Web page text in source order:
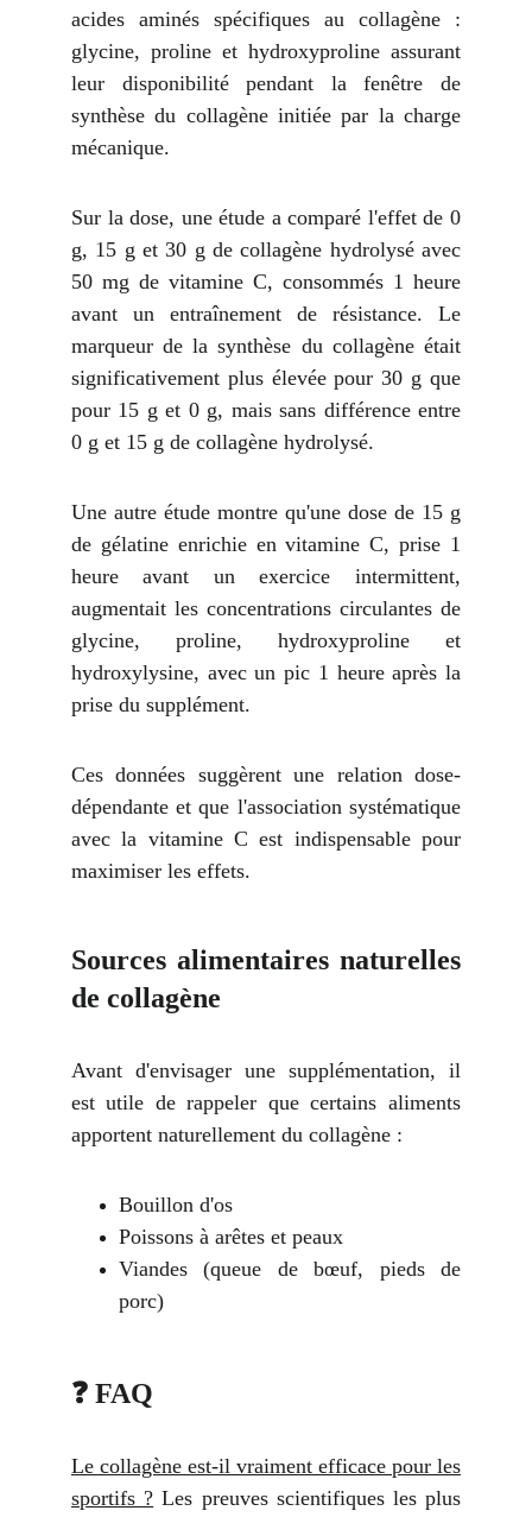
acides aminés spécifiques au collagène :
glycine, proline et hydroxyproline assurant
leur disponibilité pendant la fenêtre de
synthèse du collagène initiée par la charge
mécanique.
Sur la dose, une étude a comparé l'effet de 0
g, 15 g et 30 g de collagène hydrolysé avec
50 mg de vitamine C, consommés 1 heure
avant un entraînement de résistance. Le
marqueur de la synthèse du collagène était
significativement plus élevée pour 30 g que
pour 15 g et 0 g, mais sans différence entre
0 g et 15 g de collagène hydrolysé.
Une autre étude montre qu'une dose de 15 g
de gélatine enrichie en vitamine C, prise 1
heure avant un exercice intermittent,
augmentait les concentrations circulantes de
glycine, proline, hydroxyproline et
hydroxylysine, avec un pic 1 heure après la
prise du supplément.
Ces données suggèrent une relation dose-
dépendante et que l'association systématique
avec la vitamine C est indispensable pour
maximiser les effets.
Sources alimentaires naturelles
de collagène
Avant d'envisager une supplémentation, il
est utile de rappeler que certains aliments
apportent naturellement du collagène :
Bouillon d'os
Poissons à arêtes et peaux
Viandes (queue de bœuf, pieds de
porc)
❓ FAQ
Le collagène est-il vraiment efficace pour les
sportifs ? Les preuves scientifiques les plus